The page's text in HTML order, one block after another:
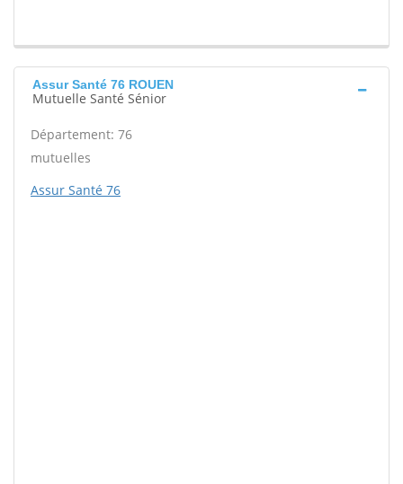
Assur Santé 76 ROUEN
Mutuelle Santé Sénior
Département: 76
mutuelles
Assur Santé 76